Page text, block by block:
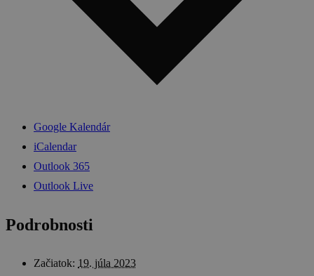
Google Kalendár
iCalendar
Outlook 365
Outlook Live
Podrobnosti
Začiatok: 19. júla 2023